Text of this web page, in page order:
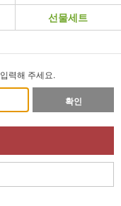
선물세트
력해 주세요.
확인